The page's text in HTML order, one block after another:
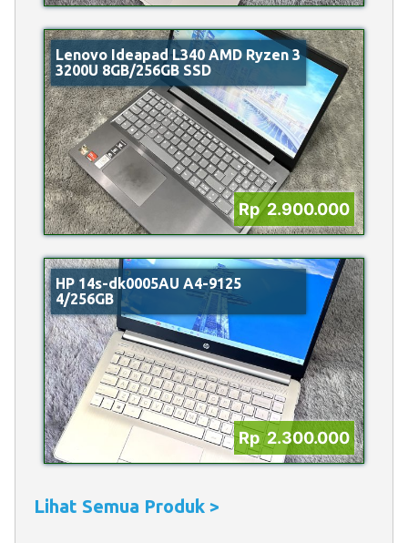
Lenovo Ideapad L340 AMD Ryzen 3
3200U 8GB/256GB SSD
Rp 2.900.000
HP 14s-dk0005AU A4-9125
4/256GB
Rp 2.300.000
Lihat Semua Produk >